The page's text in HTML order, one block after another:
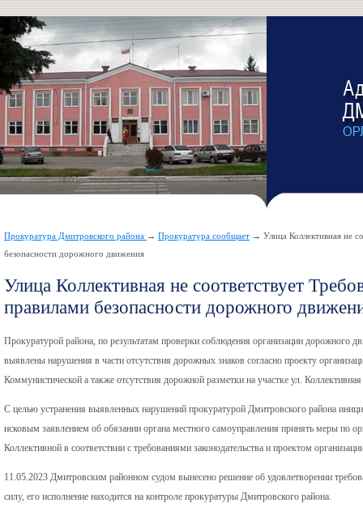
Прокуратура Дмитровского района → Прокуратура сообщает → Улица Коллективная не
безопасности дорожного движения
Улица Коллективная не соответствует
правилами безопасности дорожного
Прокуратурой района, по результатам проверки соблюдения организации дорожного
выявлены нарушения в части отсутствия дорожных знаков согласно проекту
Коммунистической а также отсутствия дорожной разметки на участке ул.
С целью устранения выявленных нарушений прокуратурой Дмитровского района
исковым заявлением об обязании органа местного самоуправления принять меры по
Коллективной в соответствии с требованиями законодательства и проектом
11.05.2023 Дмитровским районном судом вынесено решение об удовлетворении
силу, его исполнение находится на контроле прокуратуры Дмитровского района.